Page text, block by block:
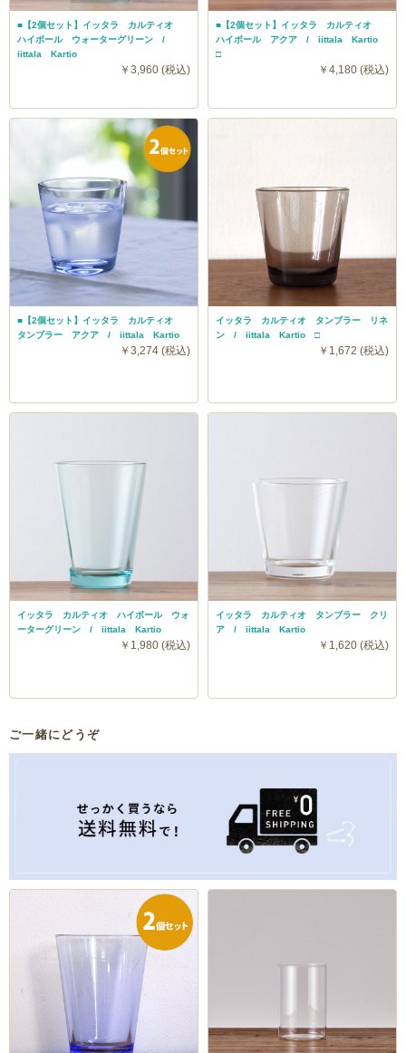
■【2個セット】イッタラ カルティオ
ハイボール ウォーターグリーン /
iittala Kartio
￥3,960 (税込)
■【2個セット】イッタラ カルティオ
ハイボール アクア / iittala Kartio
□
￥4,180 (税込)
■【2個セット】イッタラ カルティオ
タンブラー アクア / iittala Kartio
￥3,274 (税込)
イッタラ カルティオ タンブラー リネ
ン / iittala Kartio □
￥1,672 (税込)
イッタラ カルティオ ハイボール ウォ
ーターグリーン / iittala Kartio
￥1,980 (税込)
イッタラ カルティオ タンブラー クリ
ア / iittala Kartio
￥1,620 (税込)
ご一緒にどうぞ